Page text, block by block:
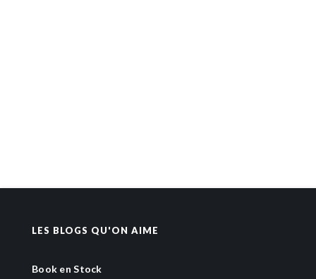
LES BLOGS QU'ON AIME
Book en Stock